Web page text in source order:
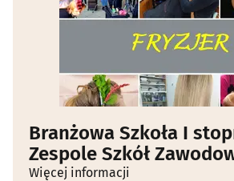
Branżowa Szkoła I
Zespole Szkół
Więcej informacji